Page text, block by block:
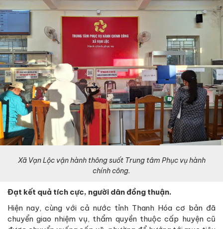
Xã Vạn Lộc vận hành thông suốt Trung tâm Phục vụ hành
chính công.
Đạt kết quả tích cực, người dân đồng thuận.
Hiện nay, cùng với cả nước tỉnh Thanh Hóa cơ bản đã
chuyển giao nhiệm vụ, thẩm quyền thuộc cấp huyện cũ